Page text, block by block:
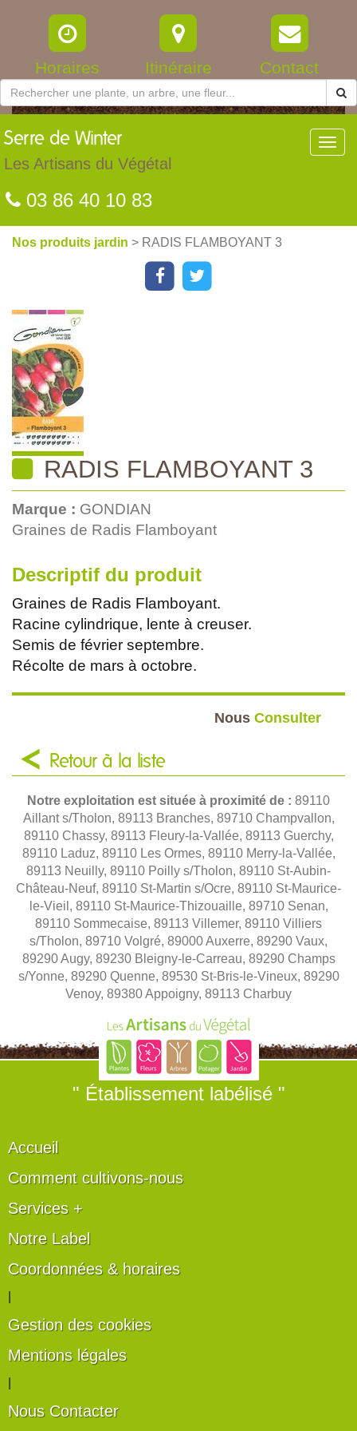
Horaires Itinéraire Contact
Serre de Winter
Les Artisans du Végétal
03 86 40 10 83
Nos produits jardin > RADIS FLAMBOYANT 3
RADIS FLAMBOYANT 3
Marque : GONDIAN
Graines de Radis Flamboyant
Descriptif du produit
Graines de Radis Flamboyant.
Racine cylindrique, lente à creuser.
Semis de février septembre.
Récolte de mars à octobre.
Nous Consulter
Retour à la liste
Notre exploitation est située à proximité de : 89110
Aillant s/Tholon, 89113 Branches, 89710 Champvallon,
89110 Chassy, 89113 Fleury-la-Vallée, 89113 Guerchy,
89110 Laduz, 89110 Les Ormes, 89110 Merry-la-Vallée,
89113 Neuilly, 89110 Poilly s/Tholon, 89110 St-Aubin-
Château-Neuf, 89110 St-Martin s/Ocre, 89110 St-Maurice-
le-Vieil, 89110 St-Maurice-Thizouaille, 89710 Senan,
89110 Sommecaise, 89113 Villemer, 89110 Villiers
s/Tholon, 89710 Volgré, 89000 Auxerre, 89290 Vaux,
89290 Augy, 89230 Bleigny-le-Carreau, 89290 Champs
s/Yonne, 89290 Quenne, 89530 St-Bris-le-Vineux, 89290
Venoy, 89380 Appoigny, 89113 Charbuy
" Établissement labélisé "
Accueil
Comment cultivons-nous
Services +
Notre Label
Coordonnées & horaires
Gestion des cookies
Mentions légales
Nous Contacter